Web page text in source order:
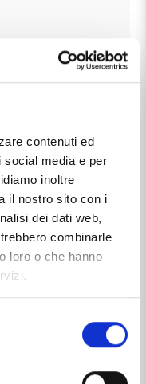
contenuti ed
social media e per
inoltre
il nostro sito con i
dei dati web,
combinarle
loro o che hanno